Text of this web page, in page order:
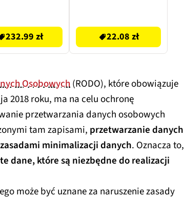
232.99 zł 22.08 zł
Osobowych(RODO), które obowiązuje
2018 roku, ma na celu ochronę
przetwarzania danych osobowych
tam zapisami, przetwarzanie danych
minimalizacji danych. Oznacza to,
dane, które są niezbędne do realizacji
może być uznane za naruszenie zasady